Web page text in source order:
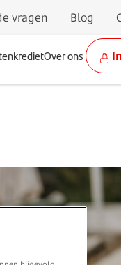
vragen Blog
Over ons